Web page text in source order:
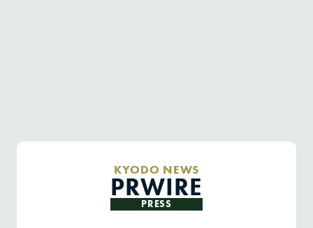
KYODO NEWS
PRWIRE
PRESS